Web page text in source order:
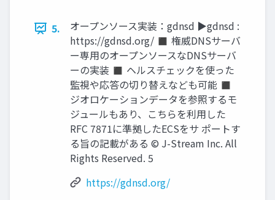
5.
オープンソース実装：gdnsd ▶gdnsd :
https://gdnsd.org/ ◼ 権威DNSサーバ
ー専用のオープンソースなDNSサーバ
ーの実装 ◼ ヘルスチェックを使った
監視や応答の切り替えなども可能 ◼
ジオロケーションデータを参照するモ
ジュールもあり、こちらを利用した
RFC 7871に準拠したECSをサ ポートす
る旨の記載がある © J-Stream Inc. All
Rights Reserved. 5
https://gdnsd.org/